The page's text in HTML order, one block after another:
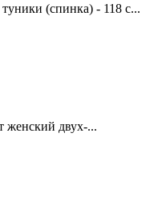
(спинка) - 118 с...
женский двух-...